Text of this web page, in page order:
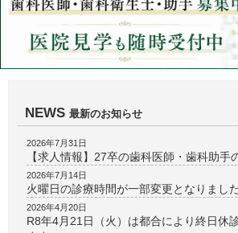
NEWS 最新のお知らせ
2026年7月31日
【求人情報】27卒の歯科医師・歯科助手
2026年7月14日
火曜日の診療時間が一部変更となりました
2026年4月20日
R8年4月21日（火）は都合により終日休